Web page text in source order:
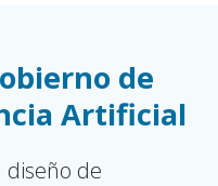
de
Artificial
diseño de